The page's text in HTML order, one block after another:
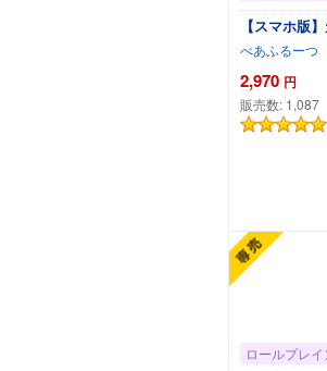
【スマホ版
べあふるーつ
2,970 円
販売数: 1,087
ロールプレ